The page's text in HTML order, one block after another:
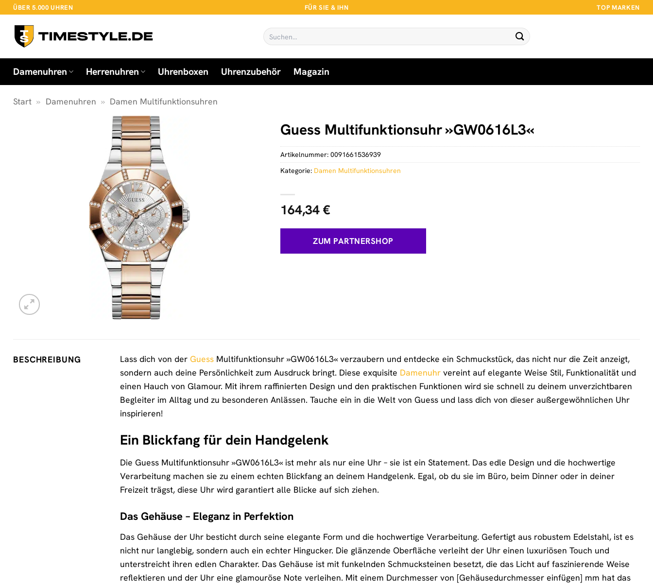
Zum
springen
ÜBER 5.000 UHREN FÜR SIE & IHN TOP MARKEN
Suchen
nach:
Damenuhren Herrenuhren Uhrenboxen Uhrenzubehör Magazin
Start » Damenuhren » Damen Multifunktionsuhren
Guess Multifunktionsuhr »GW0616L3«
164,34 €
ZUM PARTNERSHOP
Artikelnummer: 0091661536939
Kategorie: Damen Multifunktionsuhren
BESCHREIBUNG Lass dich von der Guess Multifunktionsuhr »GW0616L3« verzaubern und entdecke ein Schmuckstück, das nicht nur die Zeit anzeigt,
sondern auch deine Persönlichkeit zum Ausdruck bringt. Diese exquisite Damenuhr vereint auf elegante Weise Stil, Funktionalität und
einen Hauch von Glamour. Mit ihrem raffinierten Design und den praktischen Funktionen wird sie schnell zu deinem unverzichtbaren
Begleiter im Alltag und zu besonderen Anlässen. Tauche ein in die Welt von Guess und lass dich von dieser außergewöhnlichen Uhr
inspirieren!
Ein Blickfang für dein Handgelenk
Die Guess Multifunktionsuhr »GW0616L3« ist mehr als nur eine Uhr – sie ist ein Statement. Das edle Design und die hochwertige
Verarbeitung machen sie zu einem echten Blickfang an deinem Handgelenk. Egal, ob du sie im Büro, beim Dinner oder in deiner
Freizeit trägst, diese Uhr wird garantiert alle Blicke auf sich ziehen.
Das Gehäuse – Eleganz in Perfektion
Das Gehäuse der Uhr besticht durch seine elegante Form und die hochwertige Verarbeitung. Gefertigt aus robustem Edelstahl, ist es
nicht nur langlebig, sondern auch ein echter Hingucker. Die glänzende Oberfläche verleiht der Uhr einen luxuriösen Touch und
unterstreicht ihren edlen Charakter. Das Gehäuse ist mit funkelnden Schmucksteinen besetzt, die das Licht auf faszinierende Weise
reflektieren und der Uhr eine glamouröse Note verleihen. Mit einem Durchmesser von [Gehäusedurchmesser einfügen] mm hat das